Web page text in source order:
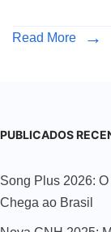
Read More
PUBLICADOS
Song Plus 2026:
Chega ao Brasil